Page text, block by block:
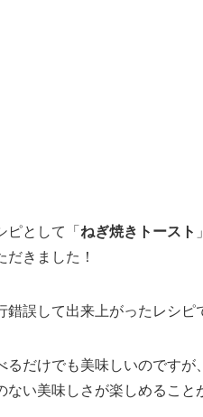
として「 ねぎ焼きトースト
だきました！
誤して出来上がったレシピ
だけでも美味しいのですが
い美味しさが楽しめること